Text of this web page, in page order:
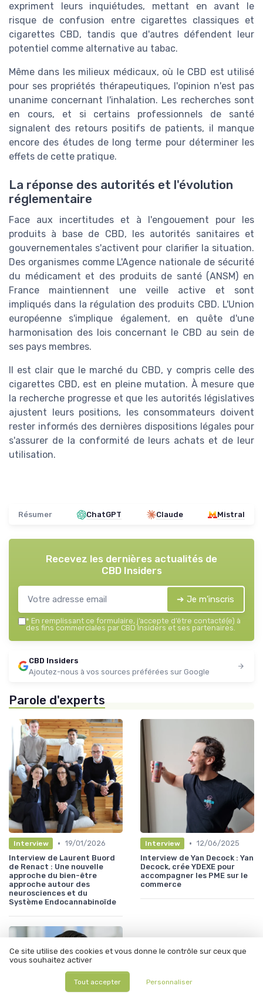
expriment leurs inquiétudes, mettant en avant le
risque de confusion entre cigarettes classiques et
cigarettes CBD, tandis que d'autres défendent leur
potentiel comme alternative au tabac.
Même dans les milieux médicaux, où le CBD est utilisé
pour ses propriétés thérapeutiques, l'opinion n'est pas
unanime concernant l'inhalation. Les recherches sont
en cours, et si certains professionnels de santé
signalent des retours positifs de patients, il manque
encore des études de long terme pour déterminer les
effets de cette pratique.
La réponse des autorités et l'évolution
réglementaire
Face aux incertitudes et à l'engouement pour les
produits à base de CBD, les autorités sanitaires et
gouvernementales s'activent pour clarifier la situation.
Des organismes comme L'Agence nationale de sécurité
du médicament et des produits de santé (ANSM) en
France maintiennent une veille active et sont
impliqués dans la régulation des produits CBD. L'Union
européenne s'implique également, en quête d'une
harmonisation des lois concernant le CBD au sein de
ses pays membres.
Il est clair que le marché du CBD, y compris celle des
cigarettes CBD, est en pleine mutation. À mesure que
la recherche progresse et que les autorités législatives
ajustent leurs positions, les consommateurs doivent
rester informés des dernières dispositions légales pour
s'assurer de la conformité de leurs achats et de leur
utilisation.
Résumer ChatGPT Claude Mistral
Recevez les dernières actualités de
CBD Insiders
➔ Je m'inscris
* En remplissant ce formulaire, j’accepte d’être contacté(e) à
des fins commerciales par CBD Insiders et ses partenaires.
CBD Insiders
Ajoutez-nous à vos sources préférées sur Google
Parole d'experts
Interview • 19/01/2026
Interview de Laurent Buord
de Renact : Une nouvelle
approche du bien-être
approche autour des
neurosciences et du
Système Endocannabinoïde
Interview • 12/06/2025
Interview de Yan Decock : Yan
Decock, crée YDEXE pour
accompagner les PME sur le
commerce
Ce site utilise des cookies et vous donne le contrôle sur ceux que
vous souhaitez activer
Tout accepter Personnaliser